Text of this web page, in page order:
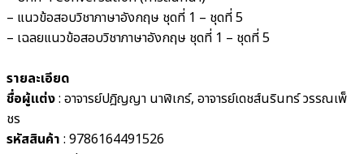
– แนวข้อสอบวิชาภาษาอังกฤษ ชุดที่ 1 – ชุดที่ 5
– เฉลยแนวข้อสอบวิชาภาษาอังกฤษ ชุดที่ 1 – ชุดที่ 5
รายละเอียด
ชื่อผู้แต่ง: อาจารย์ปฎิญญา นาฬิเกร์, อาจารย์เดชส์นรินทร์ วรรณเพ็
ชร
รหัสสินค้า : 9786164491526